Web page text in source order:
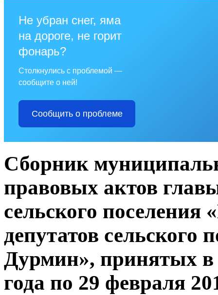
Не убран снег, яма
на дороге, не горит
фонарь?
Столкнулись с проблемой —
сообщите о ней!
Сообщить о проблеме
Сборник
правовых актов
сельского
депутатов сельского
Дурмин», принятых в
года по 29 февраля